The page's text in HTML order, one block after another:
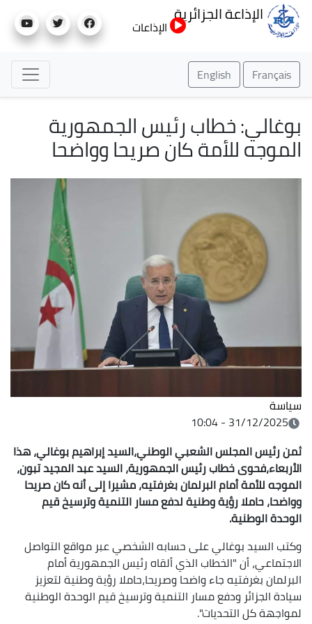
إلى
الإذاعة الجزائرية
الإذاعات
Français
English
بوغالي: خطاب رئيس الجمهورية
الموجه للأمة كان صريحا وواضحا
سياسة
31/12/2025 - 10:04
ثمن رئيس المجلس الشعبي الوطني،السيد إبراهيم بوغالي، هذا
الأربعاء،فحوى خطاب رئيس الجمهورية، السيد عبد المجيد تبون،
الموجه للأمة أمام البرلمان بغرفتيه، مشيرا إلى أنه كان صريحا
وواضحا، حاملا رؤية وطنية لدفع مسار التنمية وترسيخ قيم
الوحدة الوطنية.
وكتب السيد بوغالي على حسابه الشخصي عبر مواقع التواصل
الاجتماعي، أن "الخطاب الذي ألقاه رئيس الجمهورية أمام
البرلمان بغرفتيه جاء واضحا وصريحا،حاملا رؤية وطنية لتعزيز
سيادة الجزائر ودفع مسار التنمية وترسيخ قيم الوحدة الوطنية
لمواجهة كل التحديات".